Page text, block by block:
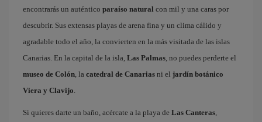
encontrarás un auténtico paraíso natural con mil y una caras por
descubrir. Sus extensas playas de arena fina y un clima cálido y
agradable todo el año, la convierten en la más visitada de las islas
Canarias. En la capital de la isla, Las Palmas, no puedes perderte el
museo de Colón, la catedral de Canarias ni el jardín botánico
Viera y Clavijo.
Si quieres darte un baño, acércate a la playa de Las Canteras,